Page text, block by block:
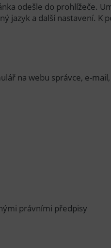
odešle do prohlížeče.
jazyk a další nastavení. K
na webu správce, e-
právními předpisy